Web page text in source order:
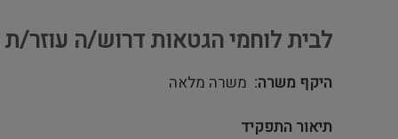
לבית לוחמי הגטאות דרוש/ה עוזר/
היקף משרה משרה מלאה
תיאור התפקיד